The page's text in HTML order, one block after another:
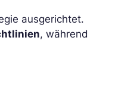
ausgerichtet.
, während